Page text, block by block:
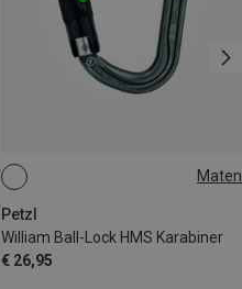
Maten
Petzl
William Ball-Lock HMS Karabiner
€ 26,95
BALL-LOCK